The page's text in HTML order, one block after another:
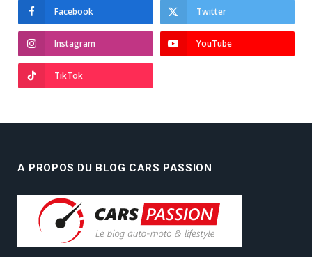
Facebook Twitter
Instagram YouTube
TikTok
A PROPOS DU BLOG CARS PASSION